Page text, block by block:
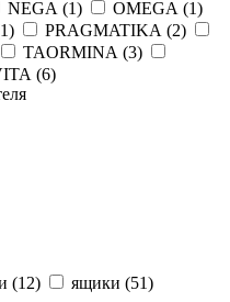
NEGA (1) OMEGA (1)
1) PRAGMATIKA (2)
TAORMINA (3)
(6)
(12) ящики (51)